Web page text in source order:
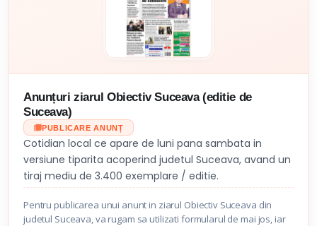
Anunțuri ziarul Obiectiv Suceava (editie de
Suceava)
PUBLICARE ANUNȚ
Cotidian local ce apare de luni pana sambata in
versiune tiparita acoperind judetul Suceava, avand un
tiraj mediu de 3.400 exemplare / editie.
Pentru publicarea unui anunt in ziarul Obiectiv Suceava din
judetul Suceava, va rugam sa utilizati formularul de mai jos, iar